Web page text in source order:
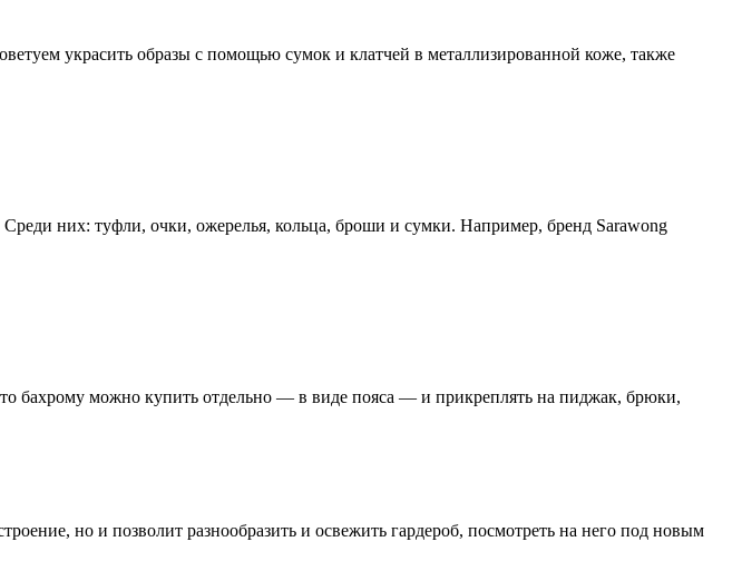
украсить образы с помощью сумок и клатчей в металлизированной коже, также
них: туфли, очки, ожерелья, кольца, броши и сумки. Например, бренд Sarawong
бахрому можно купить отдельно — в виде пояса — и прикреплять на пиджак, брюки,
но и позволит разнообразить и освежить гардероб, посмотреть на него под новым